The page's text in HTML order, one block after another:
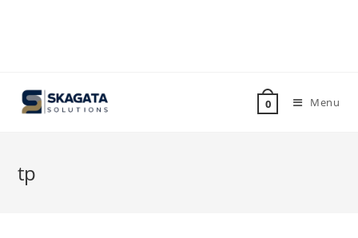
0 Menu
tp